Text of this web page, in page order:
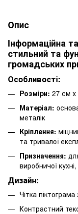
Опис
Інформаційна
стильний та
громадських
Особливості:
Розміри: 27 см х
Матеріал:
металік
Кріплення:
та тривалої
Призначення:
виробничої
Дизайн:
Чітка
Контрастний